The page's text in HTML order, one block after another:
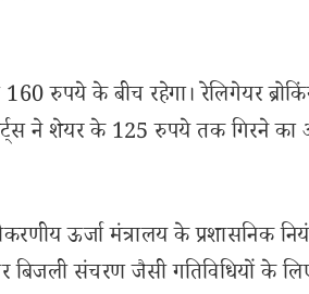
रुपये के बीच रहेगा। रेलिगेयर
ने शेयर के 125 रुपये तक गिरने
ऊर्जा मंत्रालय के प्रशासनिक
संचरण जैसी गतिविधियों के